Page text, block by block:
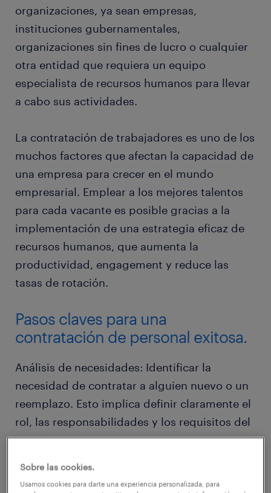
organizaciones, ya sean empresas,
instituciones gubernamentales,
organizaciones sin fines de lucro o cualquier
otra entidad que requiera un equipo
especialista de recursos humanos para llevar
a cabo sus actividades.
La contratación de trabajadores es uno de los
muchos factores que afectan la capacidad de
una empresa para crecer en el mundo
empresarial. Emplear a los mejores talentos
para cada vacante es posible gracias a la
implementación de una estrategia eficaz de
recursos humanos, que aumenta la
productividad, engagement y reduce las
tasas de rotación.
Pasos claves para una
contratación de personal exitosa.
Análisis de necesidades: Identificar la
necesidad de contratar a alguien nuevo o un
reemplazo. Esto implica definir claramente el
rol, las responsabilidades y los requisitos del
puesto.
Sobre las cookies.
Usamos cookies para darte una experiencia personalizada, para